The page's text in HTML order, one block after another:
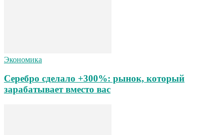
Экономика
Серебро сделало +300%: рынок, который
зарабатывает вместо вас